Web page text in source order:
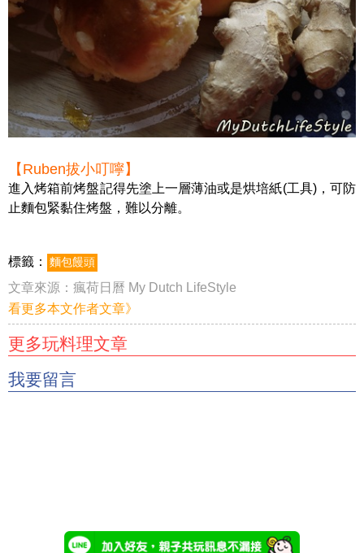
【Ruben拔小叮嚀】
進入烤箱前烤盤記得先塗上一層薄油或是烘培紙(工具)，可防
止麵包緊黏住烤盤，難以分離。
標籤： 麵包饅頭
文章來源： 瘋荷日曆 My Dutch LifeStyle
看更多本文作者文章》
更多玩料理文章
我要留言